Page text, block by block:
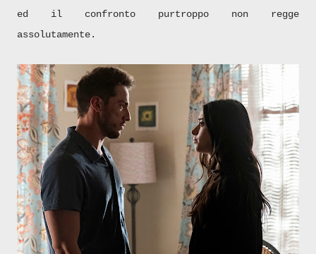
ed il confronto purtroppo non regge
assolutamente.